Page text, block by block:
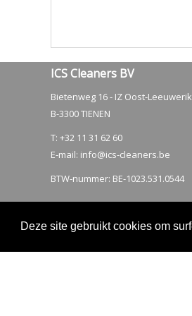
Deze site gebruikt cookies om
ICS Cleaners BV
Bietenweg 16 - IZ Oost-
B-3300 TIENEN
T: +32 11 31 62 60
E-mail: info@ics-cleaners.be
BTW-nummer: BE-1023.531.0544